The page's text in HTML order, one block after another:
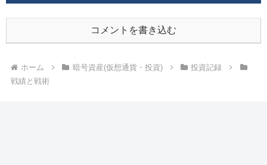
コメントを書き込む
ホーム 暗号資産(仮想通貨・投資)
投資記録
戦績と戦術